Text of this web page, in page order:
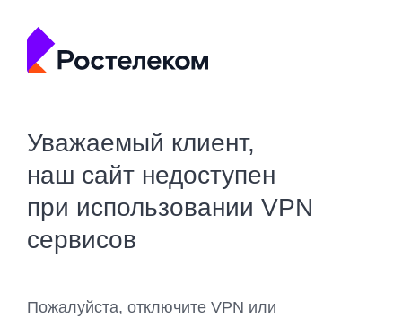
Уважаемый клиент,
наш сайт недоступен
при использовании VPN
сервисов
Пожалуйста, отключите VPN или